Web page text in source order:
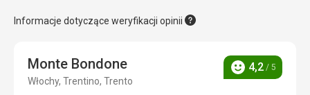
Informacje dotyczące weryfikacji opinii
Monte Bondone
Włochy, Trentino, Trento
Ocena
4,2 / 5